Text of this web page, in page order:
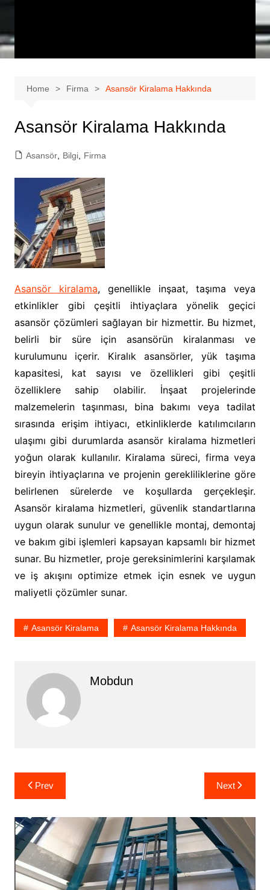
Home Firma Asansör Kiralama Hakkında
Asansör Kiralama Hakkında
Asansör, Bilgi, Firma
Asansör kiralama, genellikle inşaat, taşıma veya
etkinlikler gibi çeşitli ihtiyaçlara yönelik geçici
asansör çözümleri sağlayan bir hizmettir. Bu hizmet,
belirli bir süre için asansörün kiralanması ve
kurulumunu içerir. Kiralık asansörler, yük taşıma
kapasitesi, kat sayısı ve özellikleri gibi çeşitli
özelliklere sahip olabilir. İnşaat projelerinde
malzemelerin taşınması, bina bakımı veya tadilat
sırasında erişim ihtiyacı, etkinliklerde katılımcıların
ulaşımı gibi durumlarda asansör kiralama hizmetleri
yoğun olarak kullanılır. Kiralama süreci, firma veya
bireyin ihtiyaçlarına ve projenin gerekliliklerine göre
belirlenen sürelerde ve koşullarda gerçekleşir.
Asansör kiralama hizmetleri, güvenlik standartlarına
uygun olarak sunulur ve genellikle montaj, demontaj
ve bakım gibi işlemleri kapsayan kapsamlı bir hizmet
sunar. Bu hizmetler, proje gereksinimlerini karşılamak
ve iş akışını optimize etmek için esnek ve uygun
maliyetli çözümler sunar.
Asansör Kiralama Asansör Kiralama Hakkında
Mobdun
Yazı
gezinmesi
Prev Next